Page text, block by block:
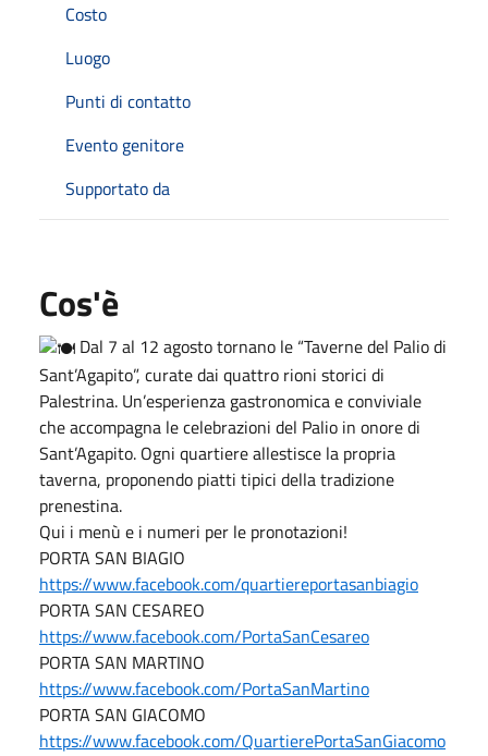
Costo
Luogo
Punti di contatto
Evento genitore
Supportato da
Cos'è
Dal 7 al 12 agosto tornano le “Taverne del Palio di
Sant’Agapito”, curate dai quattro rioni storici di
Palestrina. Un’esperienza gastronomica e conviviale
che accompagna le celebrazioni del Palio in onore di
Sant’Agapito. Ogni quartiere allestisce la propria
taverna, proponendo piatti tipici della tradizione
prenestina.
Qui i menù e i numeri per le pronotazioni!
PORTA SAN BIAGIO
https://www.facebook.com/quartiereportasanbiagio
PORTA SAN CESAREO
https://www.facebook.com/PortaSanCesareo
PORTA SAN MARTINO
https://www.facebook.com/PortaSanMartino
PORTA SAN GIACOMO
https://www.facebook.com/QuartierePortaSanGiacomo